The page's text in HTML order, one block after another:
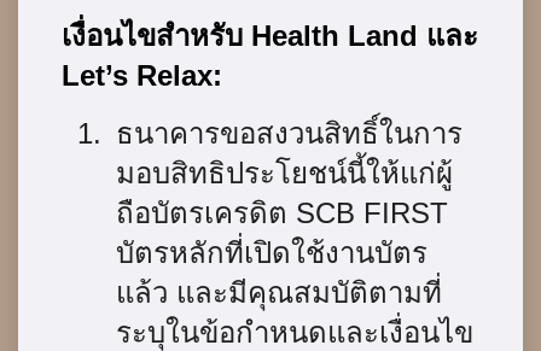
เงื่อนไขสำหรับ Health Land และ
Let’s Relax:
ธนาคารขอสงวนสิทธิ์ในการ
มอบสิทธิประโยชน์นี้ให้แก่ผู้
ถือบัตรเครดิต SCB FIRST
บัตรหลักที่เปิดใช้งานบัตร
แล้ว และมีคุณสมบัติตามที่
ระบุในข้อกำหนดและเงื่อนไข